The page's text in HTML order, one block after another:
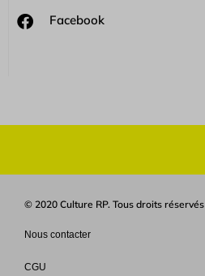
Facebook
© 2020 Culture RP. Tous droits réservés
Nous contacter
CGU